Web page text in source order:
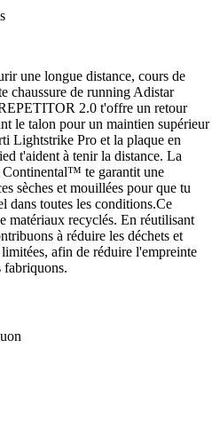
une longue distance, cours de
chaussure de running Adistar
2.0 t'offre un retour
le talon pour un maintien supérieur
Lightstrike Pro et la plaque en
t'aident à tenir la distance. La
Continental™ te garantit une
sèches et mouillées pour que tu
dans toutes les conditions.Ce
matériaux recyclés. En réutilisant
à réduire les déchets et
afin de réduire l'empreinte
fabriquons.